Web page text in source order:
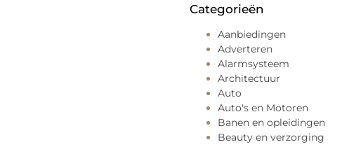
Categorieën
Aanbiedingen
Adverteren
Alarmsysteem
Architectuur
Auto
Auto's en Motoren
Banen en opleidingen
Beauty en verzorging